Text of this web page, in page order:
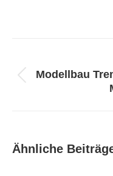
Modellbau
Ähnliche